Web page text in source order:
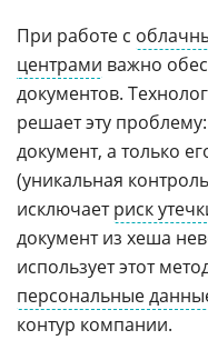
При работе с
центрами важно
документов.
решает эту
документ, а только
(уникальная
исключаетриск
документ из хеша
использует этот
персональные
контур компании.